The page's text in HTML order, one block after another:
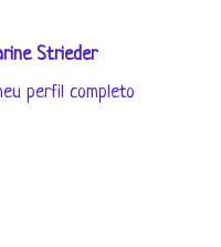
Strieder
perfil completo